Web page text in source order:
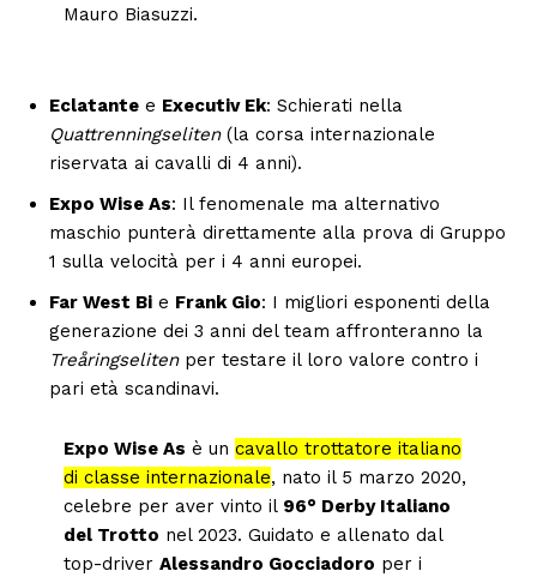
Mauro Biasuzzi.
Eclatante e Executiv Ek: Schierati nella
Quattrenningseliten(la corsa internazionale
riservata ai cavalli di 4 anni).
Expo Wise As: Il fenomenale ma alternativo
maschio punterà direttamente alla prova di Gruppo
1 sulla velocità per i 4 anni europei.
Far West Bi e Frank Gio: I migliori esponenti della
generazione dei 3 anni del team affronteranno la
Treåringselitenper testare il loro valore contro i
pari età scandinavi.
Expo Wise As è un cavallo trottatore italiano
di classe internazionale, nato il 5 marzo 2020,
celebre per aver vinto il 96° Derby Italiano
del Trotto nel 2023. Guidato e allenato dal
top-driver Alessandro Gocciadoro per i